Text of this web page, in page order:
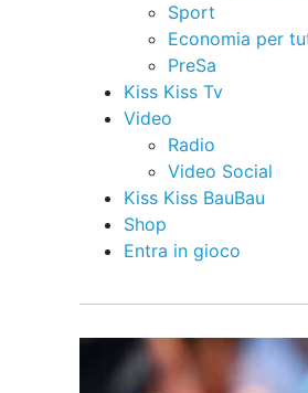
Sport
Economia per
PreSa
Kiss Kiss Tv
Video
Radio
Video Social
Kiss Kiss BauBau
Shop
Entra in gioco